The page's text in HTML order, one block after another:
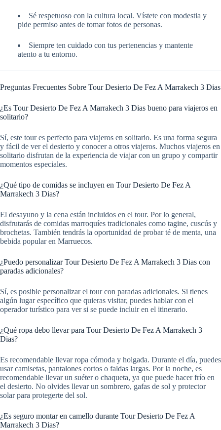
Sé respetuoso con la cultura local. Vístete con modestia y
pide permiso antes de tomar fotos de personas.
Siempre ten cuidado con tus pertenencias y mantente
atento a tu entorno.
Preguntas Frecuentes Sobre Tour Desierto De Fez A Marrakech 3 Dias
¿Es Tour Desierto De Fez A Marrakech 3 Dias bueno para viajeros en
solitario?
Sí, este tour es perfecto para viajeros en solitario. Es una forma segura
y fácil de ver el desierto y conocer a otros viajeros. Muchos viajeros en
solitario disfrutan de la experiencia de viajar con un grupo y compartir
momentos especiales.
¿Qué tipo de comidas se incluyen en Tour Desierto De Fez A
Marrakech 3 Dias?
El desayuno y la cena están incluidos en el tour. Por lo general,
disfrutarás de comidas marroquíes tradicionales como tagine, cuscús y
brochetas. También tendrás la oportunidad de probar té de menta, una
bebida popular en Marruecos.
¿Puedo personalizar Tour Desierto De Fez A Marrakech 3 Dias con
paradas adicionales?
Sí, es posible personalizar el tour con paradas adicionales. Si tienes
algún lugar específico que quieras visitar, puedes hablar con el
operador turístico para ver si se puede incluir en el itinerario.
¿Qué ropa debo llevar para Tour Desierto De Fez A Marrakech 3
Dias?
Es recomendable llevar ropa cómoda y holgada. Durante el día, puedes
usar camisetas, pantalones cortos o faldas largas. Por la noche, es
recomendable llevar un suéter o chaqueta, ya que puede hacer frío en
el desierto. No olvides llevar un sombrero, gafas de sol y protector
solar para protegerte del sol.
¿Es seguro montar en camello durante Tour Desierto De Fez A
Marrakech 3 Dias?